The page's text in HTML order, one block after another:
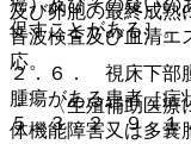
及び卵胞の最終成熟
音波検査及び血清エ
応。
・ 〈生殖補助医療
体機能障害又は多嚢
促すことがある］。
２．６． 視床下部
腫瘍がある患者［症
５．３．２、９．１